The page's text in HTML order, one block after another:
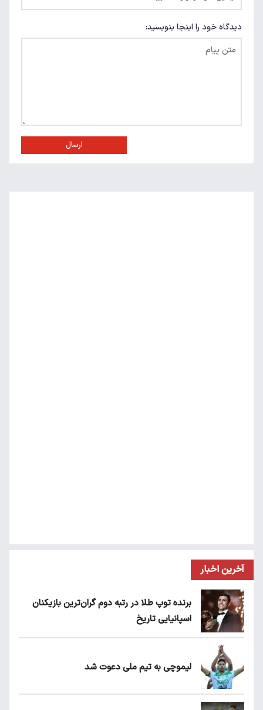
دیدگاه خود را اینجا بنویسید:
ارسال
آخرین اخبار
برنده توپ طلا در رتبه دوم گران‌ترین بازیکنان
اسپانیایی تاریخ
لیموچی به تیم ملی دعوت شد